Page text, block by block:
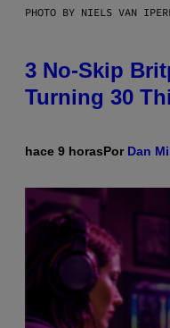
PHOTO BY NIELS VAN
3 No-Skip
Turning 30
hace 9 horasPor Dan